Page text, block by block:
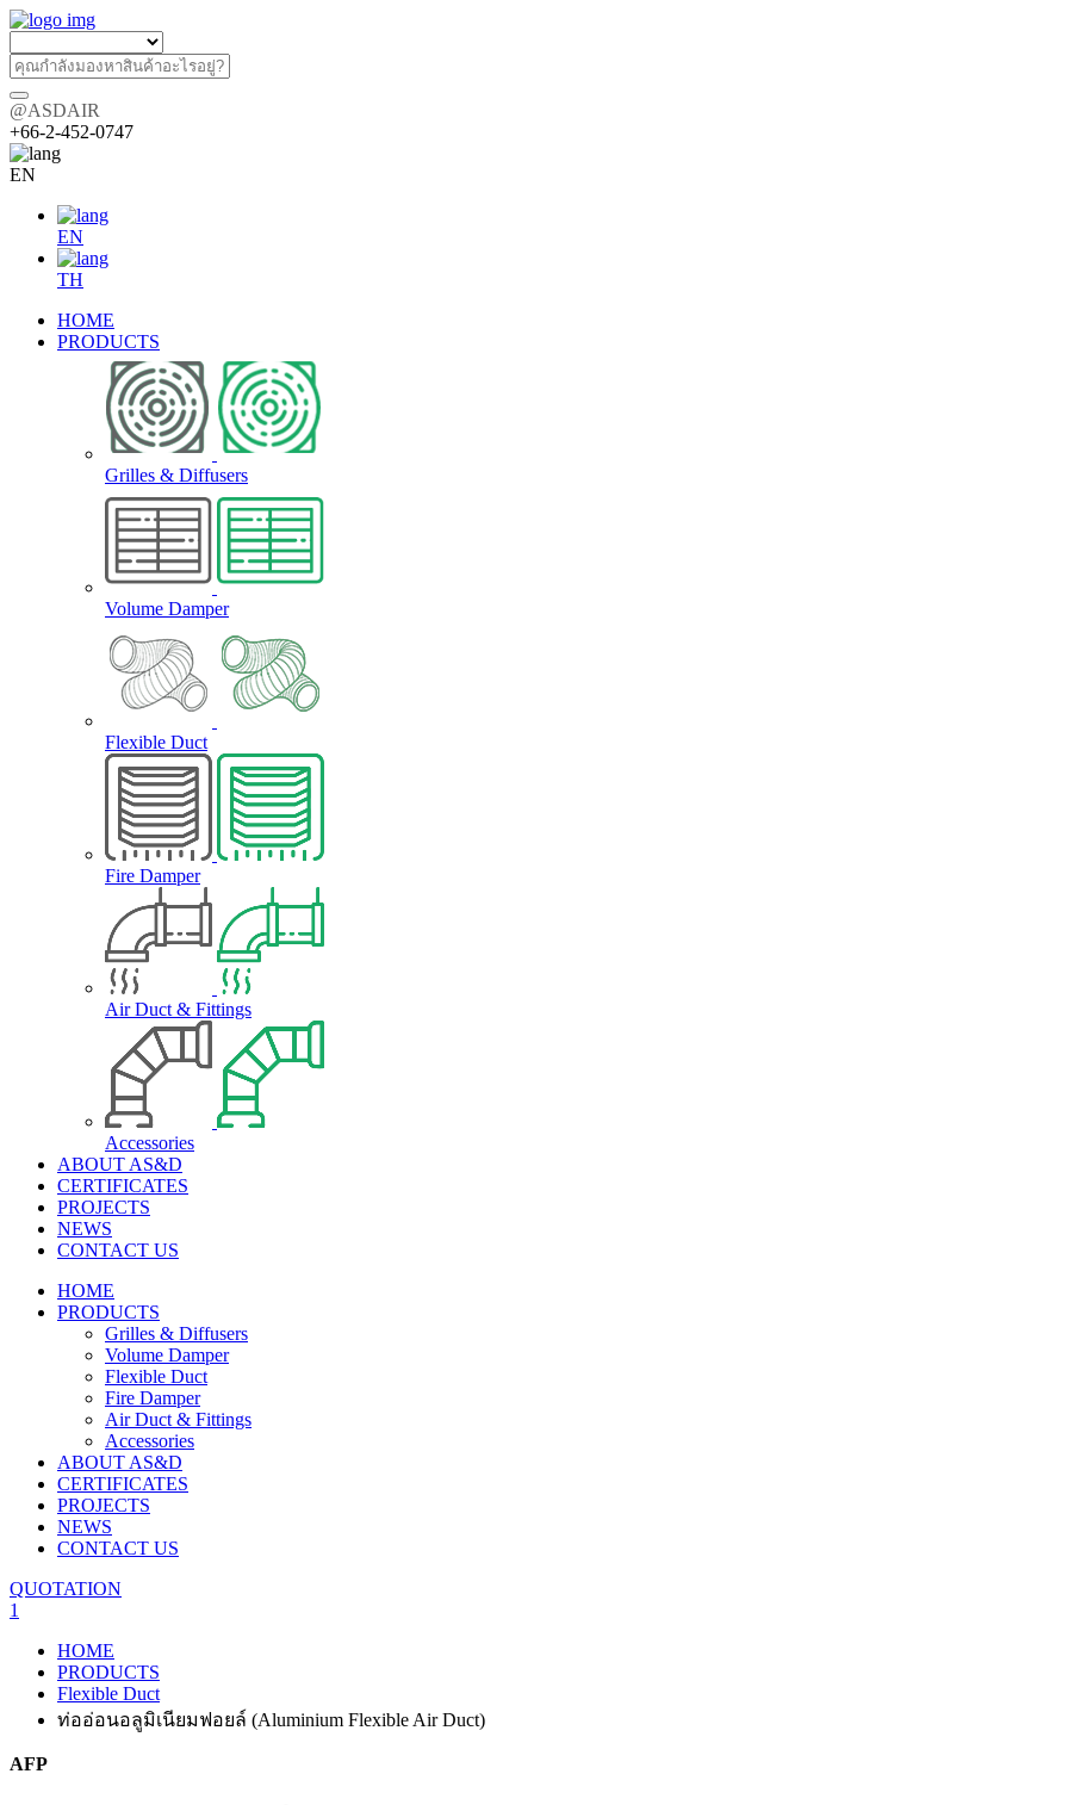
@ASDAIR
+66-2-452-0747
EN
EN
TH
HOME
PRODUCTS
Grilles & Diffusers
Volume Damper
Flexible Duct
Fire Damper
Air Duct & Fittings
Accessories
ABOUT AS&D
CERTIFICATES
PROJECTS
NEWS
CONTACT US
HOME
PRODUCTS
Grilles & Diffusers
Volume Damper
Flexible Duct
Fire Damper
Air Duct & Fittings
Accessories
ABOUT AS&D
CERTIFICATES
PROJECTS
NEWS
CONTACT US
QUOTATION
1
HOME
PRODUCTS
Flexible Duct
ท่ออ่อนอลูมิเนียมฟอยล์ (Aluminium Flexible Air Duct)
AFP